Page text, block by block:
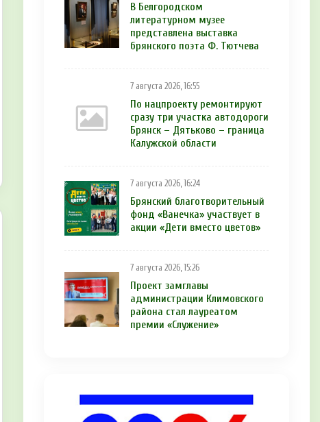
В Белгородском
литературном музее
представлена выставка
брянского поэта Ф. Тютчева
7 августа 2026, 16:55
По нацпроекту ремонтируют
сразу три участка автодороги
Брянск – Дятьково – граница
Калужской области
7 августа 2026, 16:24
Брянский благотворительный
фонд «Ванечка» участвует в
акции «Дети вместо цветов»
7 августа 2026, 15:26
Проект замглавы
администрации Климовского
района стал лауреатом
премии «Служение»